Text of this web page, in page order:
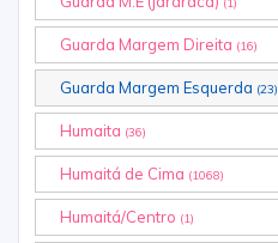
(1)
Guarda Margem Direita (16)
Guarda Margem Esquerda (23)
Humaita (36)
Humaitá de Cima (1068)
Humaitá/Centro (1)